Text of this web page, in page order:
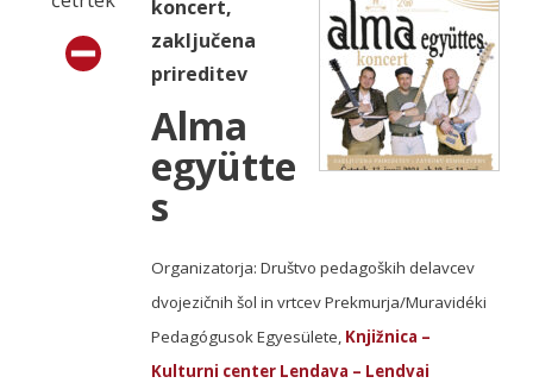
koncert,
zaključena
prireditev
Alma
együtte
s
Organizatorja: Društvo pedagoških delavcev
dvojezičnih šol in vrtcev Prekmurja/Muravidéki
Pedagógusok Egyesülete, Knjižnica –
Kulturni center Lendava – Lendvai